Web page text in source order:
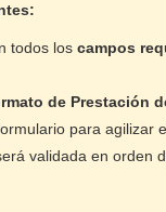
todos los campos
de Prestación
para agilizar
validada en orden